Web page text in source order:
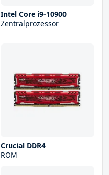
Intel Core i9-10900
Zentralprozessor
Crucial DDR4
ROM